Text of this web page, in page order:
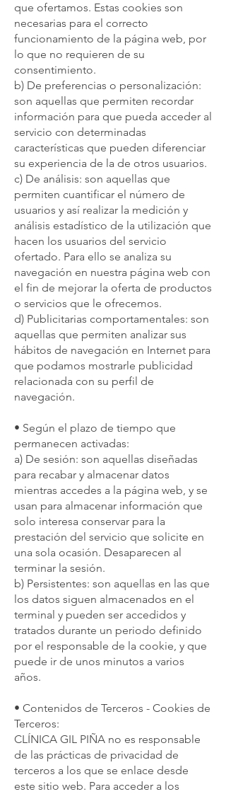
que ofertamos. Estas cookies son
necesarias para el correcto
funcionamiento de la página web, por
lo que no requieren de su
consentimiento.
b) De preferencias o personalización:
son aquellas que permiten recordar
información para que pueda acceder al
servicio con determinadas
características que pueden diferenciar
su experiencia de la de otros usuarios.
c) De análisis: son aquellas que
permiten cuantificar el número de
usuarios y así realizar la medición y
análisis estadístico de la utilización que
hacen los usuarios del servicio
ofertado. Para ello se analiza su
navegación en nuestra página web con
el fin de mejorar la oferta de productos
o servicios que le ofrecemos.
d) Publicitarias comportamentales: son
aquellas que permiten analizar sus
hábitos de navegación en Internet para
que podamos mostrarle publicidad
relacionada con su perfil de
navegación.
• Según el plazo de tiempo que
permanecen activadas:
a) De sesión: son aquellas diseñadas
para recabar y almacenar datos
mientras accedes a la página web, y se
usan para almacenar información que
solo interesa conservar para la
prestación del servicio que solicite en
una sola ocasión. Desaparecen al
terminar la sesión.
b) Persistentes: son aquellas en las que
los datos siguen almacenados en el
terminal y pueden ser accedidos y
tratados durante un periodo definido
por el responsable de la cookie, y que
puede ir de unos minutos a varios
años.
• Contenidos de Terceros - Cookies de
Terceros:
CLÍNICA GIL PIÑA no es responsable
de las prácticas de privacidad de
terceros a los que se enlace desde
este sitio web. Para acceder a los